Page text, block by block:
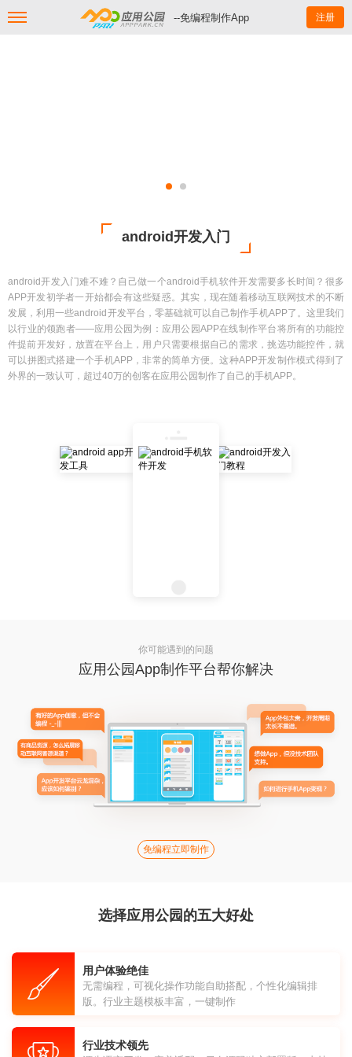
--免编程制作App 注册
android开发入门
android开发入门难不难？自己做一个android手机软件开发需要多长时间？很多
APP开发初学者一开始都会有这些疑惑。其实，现在随着移动互联网技术的不断
发展，利用一些android开发平台，零基础就可以自己制作手机APP了。这里我们
以行业的领跑者——应用公园为例：应用公园APP在线制作平台将所有的功能控
件提前开发好，放置在平台上，用户只需要根据自己的需求，挑选功能控件，就
可以拼图式搭建一个手机APP，非常的简单方便。这种APP开发制作模式得到了
外界的一致认可，超过40万的创客在应用公园制作了自己的手机APP。
你可能遇到的问题
应用公园App制作平台帮你解决
免编程立即制作
选择应用公园的五大好处
用户体验绝佳
无需编程，可视化操作功能自助搭配，个性化编辑排
版。行业主题模板丰富，一键制作
行业技术领先